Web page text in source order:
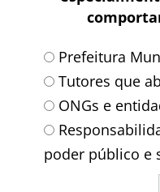
Prefeitura
Tutores que
ONGs e
poder público e